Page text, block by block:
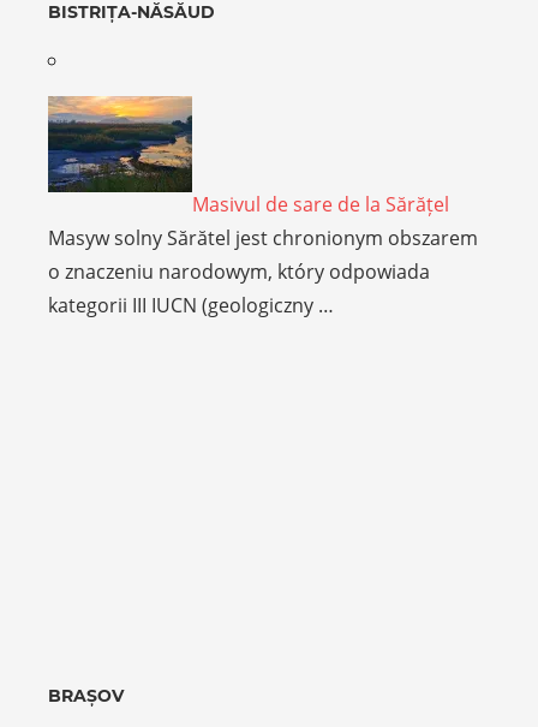
BISTRIȚA-NĂSĂUD
Masivul de sare de la Sărățel
Masyw solny Sărătel jest chronionym obszarem
o znaczeniu narodowym, który odpowiada
kategorii III IUCN (geologiczny …
BRAȘOV